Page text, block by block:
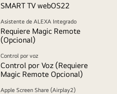
SMART TV webOS22
Asistente de ALEXA Integrado
Requiere Magic Remote
(Opcional)
Control por voz
Control por Voz (Requiere
Magic Remote Opcional)
Apple Screen Share (Airplay2)